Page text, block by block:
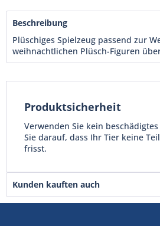
Beschreibung
Plüschiges Spielzeug passend zur
weihnachtlichen Plüsch-Figuren
Produktsicherheit
Verwenden Sie kein
Sie darauf, dass Ihr Tier keine
frisst.
Kunden kauften auch